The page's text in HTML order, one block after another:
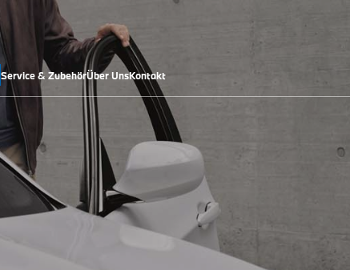
Service & ZubehörÜber UnsKontakt